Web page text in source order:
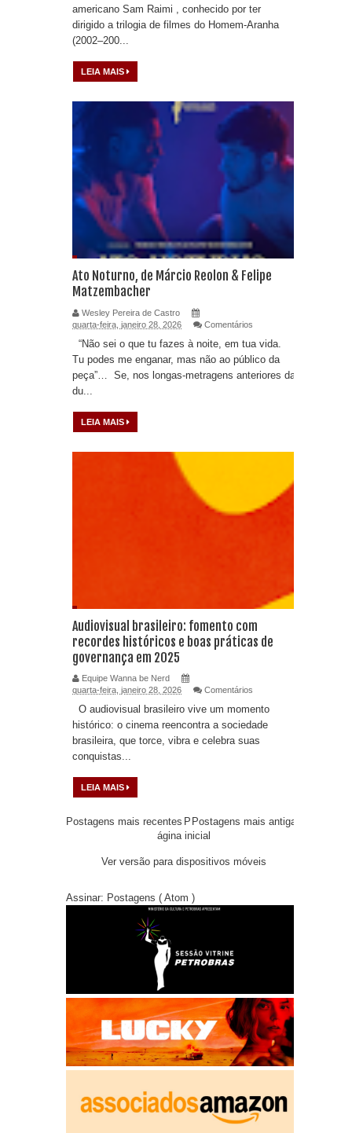
americano Sam Raimi , conhecido por ter
dirigido a trilogia de filmes do Homem-Aranha
(2002–200...
LEIA MAIS
Ato Noturno, de Márcio Reolon & Felipe
Matzembacher
Wesley Pereira de Castro
quarta-feira, janeiro 28, 2026
Comentários
“Não sei o que tu fazes à noite, em tua vida.
Tu podes me enganar, mas não ao público da
peça”… Se, nos longas-metragens anteriores da
du...
LEIA MAIS
Audiovisual brasileiro: fomento com
recordes históricos e boas práticas de
governança em 2025
Equipe Wanna be Nerd
quarta-feira, janeiro 28, 2026
Comentários
O audiovisual brasileiro vive um momento
histórico: o cinema reencontra a sociedade
brasileira, que torce, vibra e celebra suas
conquistas...
LEIA MAIS
Postagens mais recentes Postagens mais antigas
P
ágina inicial
Ver versão para dispositivos móveis
Assinar: Postagens ( Atom )